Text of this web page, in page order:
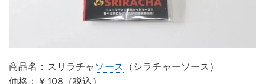
商品名：スリラチャ ソース （シラチャーソース）
価格：￥108（税込）